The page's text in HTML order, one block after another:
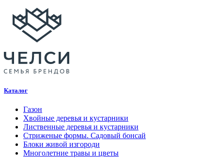
Каталог
Газон
Хвойные деревья и кустарники
Лиственные деревья и кустарники
Стриженые формы. Садовый бонсай
Блоки живой изгороди
Многолетние травы и цветы